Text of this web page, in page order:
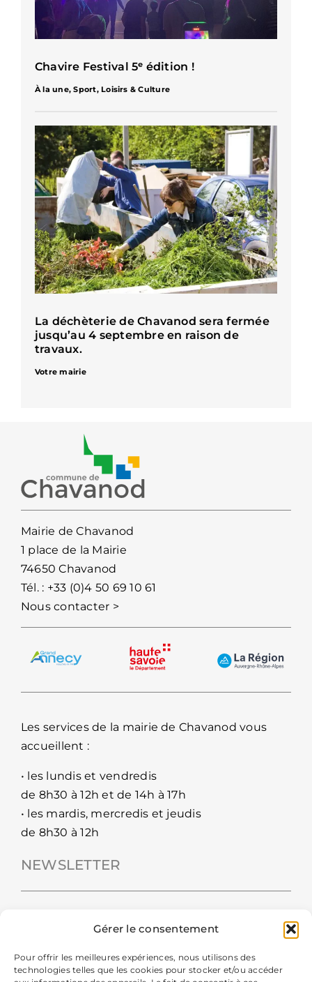
Gérer le consentement
Pour offrir les meilleures expériences, nous utilisons des
technologies telles que les cookies pour stocker et/ou accéder
Chavire Festival 5ᵉ édition !
À la une,Sport, Loisirs & Culture
La déchèterie de Chavanod sera fermée
jusqu’au 4 septembre en raison de
travaux.
Votre mairie
Mairie de Chavanod
1 place de la Mairie
74650 Chavanod
Tél. : +33 (0)4 50 69 10 61
Nous contacter >
Les services de la mairie de Chavanod vous
accueillent :
• les lundis et vendredis
de 8h30 à 12h et de 14h à 17h
• les mardis, mercredis et jeudis
de 8h30 à 12h
NEWSLETTER